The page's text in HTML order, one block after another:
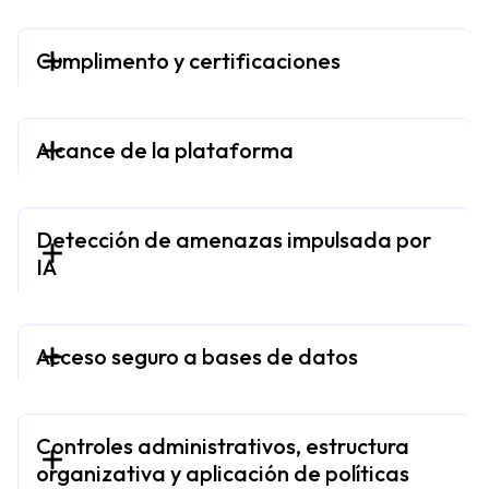
Cumplimento y certificaciones
Alcance de la plataforma
Detección de amenazas impulsada por
IA
Acceso seguro a bases de datos
Controles administrativos, estructura
organizativa y aplicación de políticas